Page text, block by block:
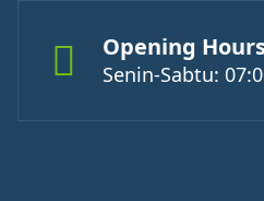
Opening
Senin-Sabtu: